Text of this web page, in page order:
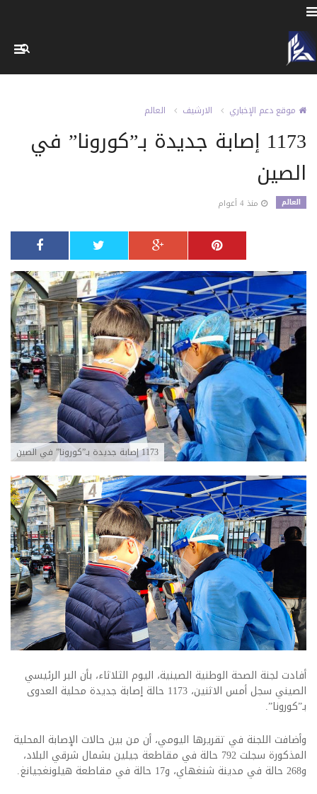
موقع دعم الإخباري الارشيف العالم
1173 إصابة جديدة بـ”كورونا” في
الصين
العالم منذ 4 أعوام
1173 إصابة جديدة بـ”كورونا” في الصين
أفادت لجنة الصحة الوطنية الصينية، اليوم الثلاثاء، بأن البر الرئيسي
الصيني سجل أمس الاثنين، 1173 حالة إصابة جديدة محلية العدوى
بـ”كورونا”.
وأضافت اللجنة في تقريرها اليومي، أن من بين حالات الإصابة المحلية
المذكورة سجلت 792 حالة في مقاطعة جيلين بشمال شرقي البلاد،
و268 حالة في مدينة شنغهاي، و17 حالة في مقاطعة هيلونغجيانغ.